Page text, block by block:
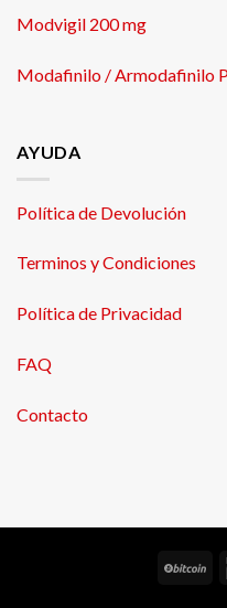
Modvigil 200 mg
Modafinilo / Armodafinilo
AYUDA
Política de Devolución
Terminos y Condiciones
Política de Privacidad
FAQ
Contacto